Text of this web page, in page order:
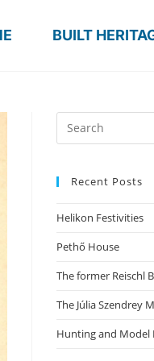
BUILT
Recent Posts
Helikon Festivities
Pethő House
The former Reischl
The Júlia Szendrey
Hunting and Model